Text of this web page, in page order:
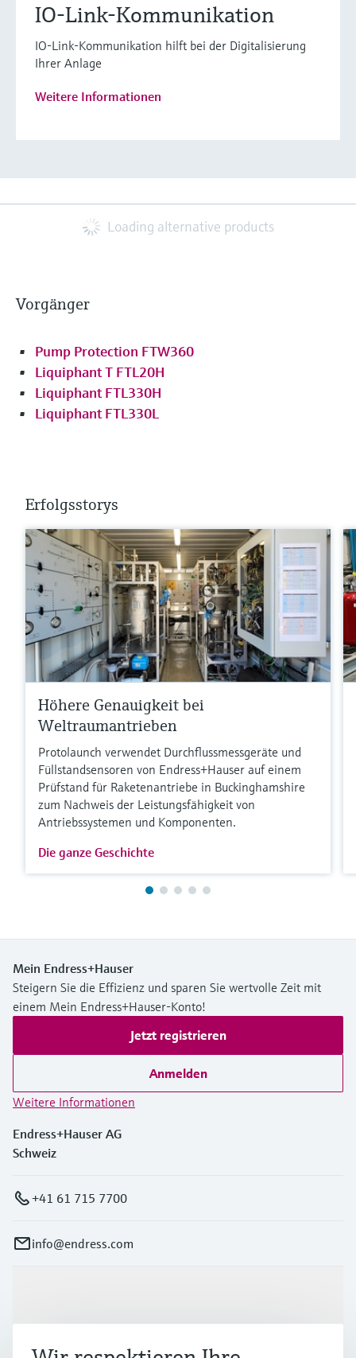
IO-Link-Kommunikation
IO-Link-Kommunikation hilft bei der Digitalisierung
Ihrer Anlage
Weitere Informationen
Loading alternative products
Vorgänger
Pump Protection FTW360
Liquiphant T FTL20H
Liquiphant FTL330H
Liquiphant FTL330L
Erfolgsstorys
Höhere Genauigkeit bei
Weltraumantrieben
Protolaunch verwendet Durchflussmessgeräte und
Füllstandsensoren von Endress+Hauser auf einem
Prüfstand für Raketenantriebe in Buckinghamshire
zum Nachweis der Leistungsfähigkeit von
Antriebssystemen und Komponenten.
Die ganze Geschichte
Mein Endress+Hauser
Steigern Sie die Effizienz und sparen Sie wertvolle Zeit mit
einem Mein Endress+Hauser-Konto!
Jetzt registrieren
Anmelden
Weitere Informationen
Endress+Hauser AG
Schweiz
+41 61 715 7700
info@endress.com
Branchen